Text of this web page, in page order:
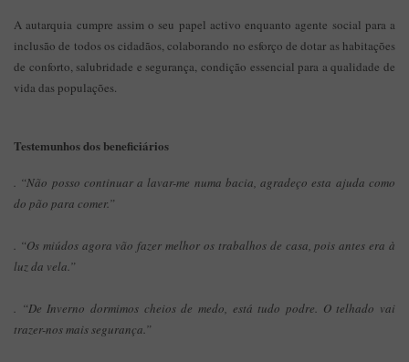
A autarquia cumpre assim o seu papel activo enquanto agente social para a
inclusão de todos os cidadãos, colaborando no esforço de dotar as habitações
de conforto, salubridade e segurança, condição essencial para a qualidade de
vida das populações.
Testemunhos dos beneficiários
. “Não posso continuar a lavar-me numa bacia, agradeço esta ajuda como
do pão para comer.”
. “Os miúdos agora vão fazer melhor os trabalhos de casa, pois antes era à
luz da vela.”
. “De Inverno dormimos cheios de medo, está tudo podre. O telhado vai
trazer-nos mais segurança.”